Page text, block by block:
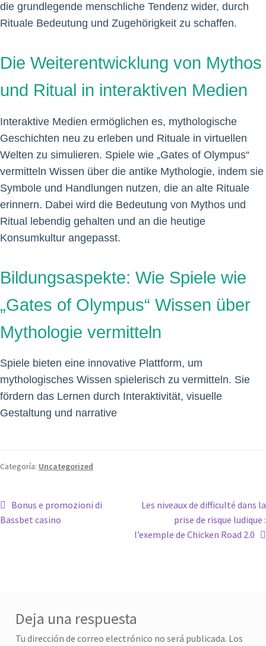
die grundlegende menschliche Tendenz wider, durch
Rituale Bedeutung und Zugehörigkeit zu schaffen.
Die Weiterentwicklung von Mythos
und Ritual in interaktiven Medien
Interaktive Medien ermöglichen es, mythologische
Geschichten neu zu erleben und Rituale in virtuellen
Welten zu simulieren. Spiele wie „Gates of Olympus“
vermitteln Wissen über die antike Mythologie, indem sie
Symbole und Handlungen nutzen, die an alte Rituale
erinnern. Dabei wird die Bedeutung von Mythos und
Ritual lebendig gehalten und an die heutige
Konsumkultur angepasst.
Bildungsaspekte: Wie Spiele wie
„Gates of Olympus“ Wissen über
Mythologie vermitteln
Spiele bieten eine innovative Plattform, um
mythologisches Wissen spielerisch zu vermitteln. Sie
fördern das Lernen durch Interaktivität, visuelle
Gestaltung und narrative
Categoría: Uncategorized
Bonus e promozioni di
Bassbet casino
Les niveaux de difficulté dans la
prise de risque ludique :
l’exemple de Chicken Road 2.0
Deja una respuesta
Tu dirección de correo electrónico no será publicada. Los